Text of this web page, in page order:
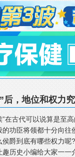
后，地位和权力
古代可以说算是至高
的功臣将领都十分向
侯爵到底有哪些权力
趣历史小编给大家一